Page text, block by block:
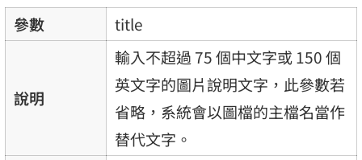
參數 title
說明
輸入不超過 75 個中文字或 150 個
英文字的圖片說明文字，此參數若
省略，系統會以圖檔的主檔名當作
替代文字。